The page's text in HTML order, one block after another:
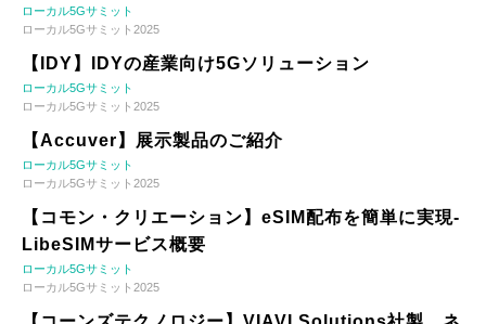
ローカル5Gサミット
ローカル5Gサミット2025
【IDY】IDYの産業向け5Gソリューション
ローカル5Gサミット
ローカル5Gサミット2025
【Accuver】展示製品のご紹介
ローカル5Gサミット
ローカル5Gサミット2025
【コモン・クリエーション】eSIM配布を簡単に実現-
LibeSIMサービス概要
ローカル5Gサミット
ローカル5Gサミット2025